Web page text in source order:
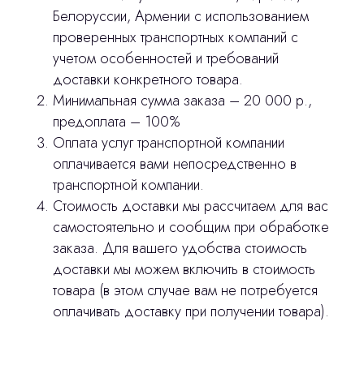
Белоруссии, Армении с использованием
проверенных транспортных компаний с
учетом особенностей и требований
доставки конкретного товара.
Минимальная сумма заказа – 20 000 р.,
предоплата – 100%
Оплата услуг транспортной компании
оплачивается вами непосредственно в
транспортной компании.
Стоимость доставки мы рассчитаем для вас
самостоятельно и сообщим при обработке
заказа. Для вашего удобства стоимость
доставки мы можем включить в стоимость
товара (в этом случае вам не потребуется
оплачивать доставку при получении товара).
сделано stasicus